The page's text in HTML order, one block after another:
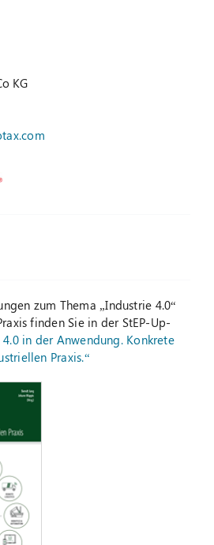
KG
zum Thema „Industrie 4.0“
finden Sie in der StEP-Up-
4.0 in der Anwendung. Konkrete
Praxis.“